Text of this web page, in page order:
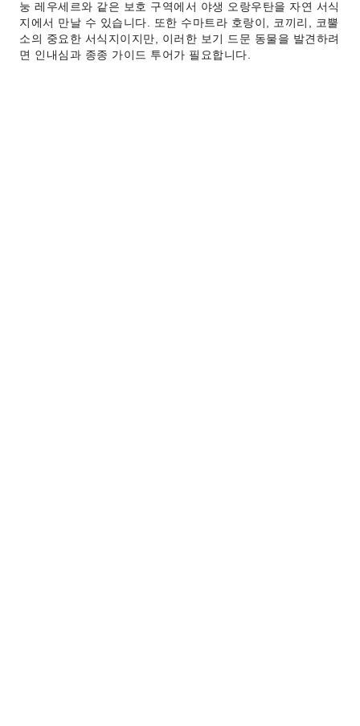
눙 레우세르와 같은 보호 구역에서 야생 오랑우탄을 자연 서식
지에서 만날 수 있습니다. 또한 수마트라 호랑이, 코끼리, 코뿔
소의 중요한 서식지이지만, 이러한 보기 드문 동물을 발견하려
면 인내심과 종종 가이드 투어가 필요합니다.